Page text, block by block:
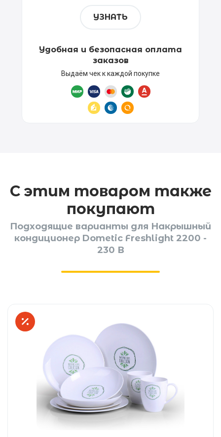
УЗНАТЬ
Удобная и безопасная оплата
заказов
Выдаём чек к каждой покупке
С этим товаром также
покупают
Подходящие варианты для Накрышный
кондиционер Dometic Freshlight 2200 -
230 В